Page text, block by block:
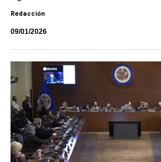
Redacción
09/01/2026